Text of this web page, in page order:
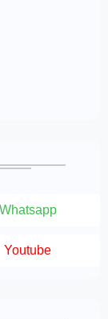
Whatsapp
Youtube